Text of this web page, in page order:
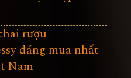
rượu
đáng mua nhất
Nam